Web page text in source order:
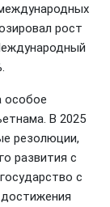
рост
особое
В 2025
резолюции,
развития с
с